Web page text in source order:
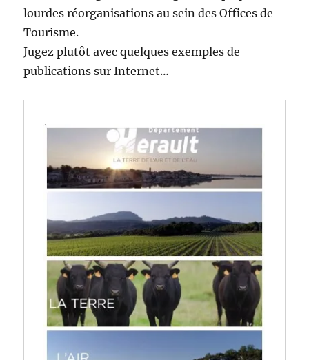
lourdes réorganisations au sein des Offices de
Tourisme.
Jugez plutôt avec quelques exemples de
publications sur Internet…